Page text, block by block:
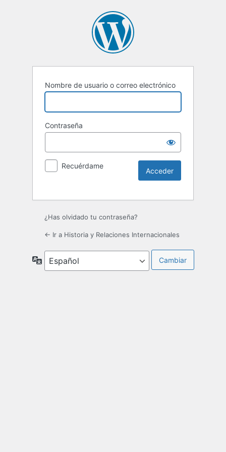
Nombre de usuario o correo electrónico
Contraseña
Recuérdame
¿Has olvidado tu contraseña?
← Ir a Historia y Relaciones Internacionales
Idioma